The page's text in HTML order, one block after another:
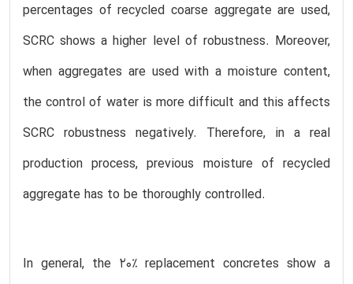
percentages of recycled coarse aggregate are used,
SCRC shows a higher level of robustness. Moreover,
when aggregates are used with a moisture content,
the control of water is more difficult and this affects
SCRC robustness negatively. Therefore, in a real
production process, previous moisture of recycled
aggregate has to be thoroughly controlled.
In general, the 20% replacement concretes show a